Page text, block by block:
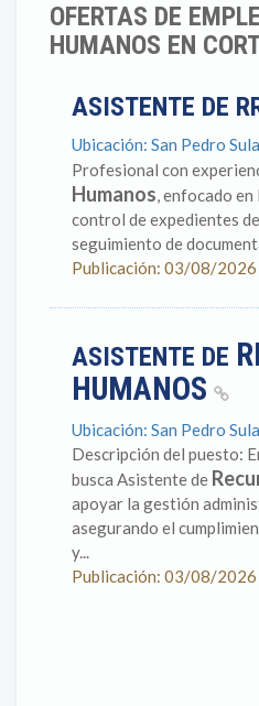
OFERTAS DE
HUMANOS EN
ASISTENTE DE
Ubicación: San Pedro
Profesional con
Humanos, enfocado
control de expedientes
seguimiento de
Publicación: 03/08/
ASISTENTE DE
HUMANOS
Ubicación: San Pedro
Descripción del puesto:
busca Asistente de
apoyar la gestión
asegurando el
y...
Publicación: 03/08/